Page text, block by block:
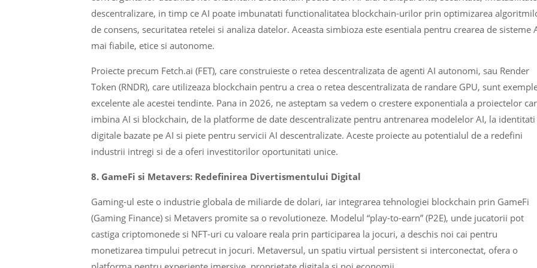
descentralizare, in timp ce AI poate imbunatati functionalitatea blockchain-urilor prin optimizarea
de consens, securitatea retelei si analiza datelor. Aceasta simbioza este esentiala pentru crearea de sisteme
mai fiabile, etice si autonome.
Proiecte precum Fetch.ai (FET), care construieste o retea descentralizata de agenti AI autonomi, sau Render
Token (RNDR), care utilizeaza blockchain pentru a crea o retea descentralizata de randare GPU, sunt
excelente ale acestei tendinte. Pana in 2026, ne asteptam sa vedem o crestere exponentiala a proiectelor
imbina AI si blockchain, de la platforme de date descentralizate pentru antrenarea modelelor AI, la identitati
digitale bazate pe AI si piete pentru servicii AI descentralizate. Aceste proiecte au potentialul de a redefini
industrii intregi si de a oferi investitorilor oportunitati unice.
8. GameFi si Metavers: Redefinirea Divertismentului Digital
Gaming-ul este o industrie globala de miliarde de dolari, iar integrarea tehnologiei blockchain prin GameFi
(Gaming Finance) si Metavers promite sa o revolutioneze. Modelul “play-to-earn” (P2E), unde jucatorii pot
castiga criptomonede si NFT-uri cu valoare reala prin participarea la jocuri, a deschis noi cai pentru
monetizarea timpului petrecut in jocuri. Metaversul, un spatiu virtual persistent si interconectat, ofera o